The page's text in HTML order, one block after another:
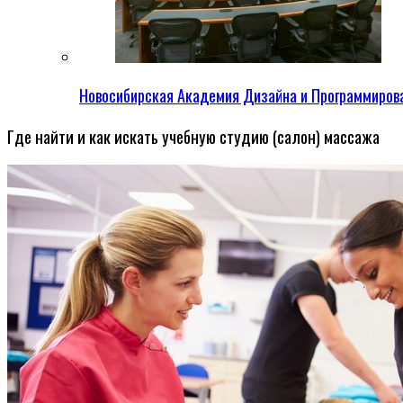
Новосибирская Академия Дизайна и
Где найти и как искать учебную студию (салон) массажа